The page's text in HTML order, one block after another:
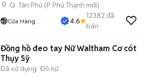
Q. Tân Phú (P. Phú Thạnh mới)
Cửa Hàng
4.6
12382 đã
bán
Đồng hồ đeo tay Nữ Waltham Cơ cót
Thụy Sỹ
Đã sử dụng Đồ nữ